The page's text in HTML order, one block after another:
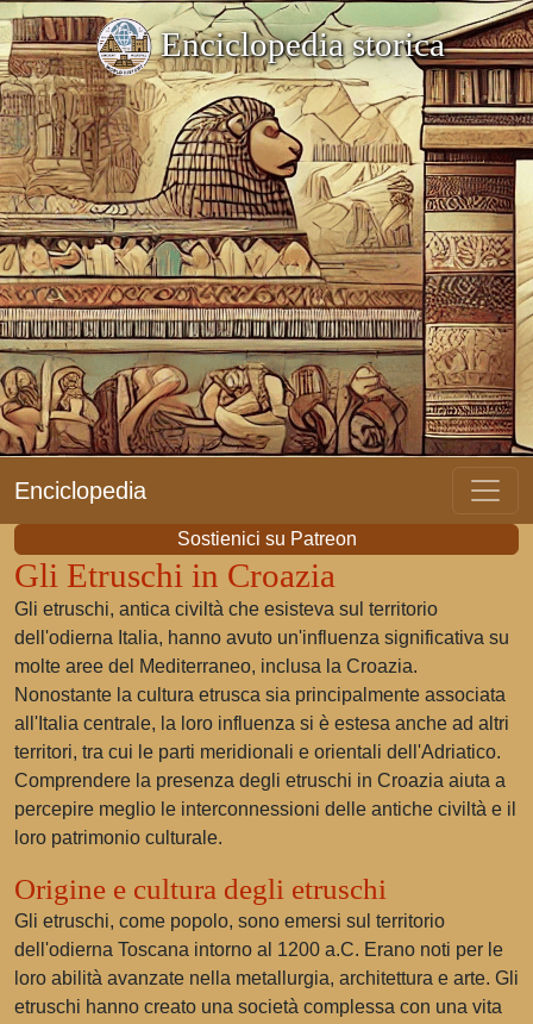
Enciclopedia storica
Enciclopedia
Sostienici su Patreon
Gli Etruschi in Croazia
Gli etruschi, antica civiltà che esisteva sul territorio
dell'odierna Italia, hanno avuto un'influenza significativa su
molte aree del Mediterraneo, inclusa la Croazia.
Nonostante la cultura etrusca sia principalmente associata
all'Italia centrale, la loro influenza si è estesa anche ad altri
territori, tra cui le parti meridionali e orientali dell'Adriatico.
Comprendere la presenza degli etruschi in Croazia aiuta a
percepire meglio le interconnessioni delle antiche civiltà e il
loro patrimonio culturale.
Origine e cultura degli etruschi
Gli etruschi, come popolo, sono emersi sul territorio
dell'odierna Toscana intorno al 1200 a.C. Erano noti per le
loro abilità avanzate nella metallurgia, architettura e arte. Gli
etruschi hanno creato una società complessa con una vita